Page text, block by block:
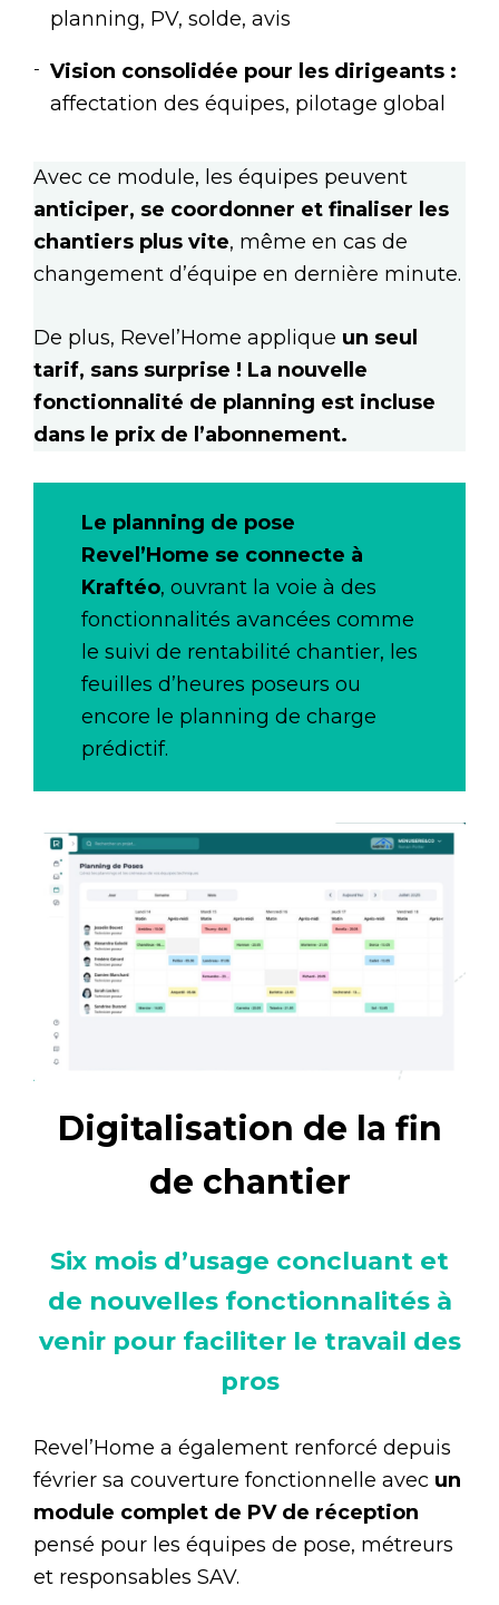
planning, PV, solde, avis
Vision consolidée pour les dirigeants :
affectation des équipes, pilotage global
Avec ce module, les équipes peuvent
anticiper, se coordonner et finaliser les
chantiers plus vite, même en cas de
changement d’équipe en dernière minute.
De plus, Revel’Home applique un seul
tarif, sans surprise ! La nouvelle
fonctionnalité de planning est incluse
dans le prix de l’abonnement.
Le planning de pose
Revel’Home se connecte à
Kraftéo, ouvrant la voie à des
fonctionnalités avancées comme
le suivi de rentabilité chantier, les
feuilles d’heures poseurs ou
encore le planning de charge
prédictif.
Digitalisation de la fin
de chantier
Six mois d’usage concluant et
de nouvelles fonctionnalités à
venir pour faciliter le travail des
pros
Revel’Home a également renforcé depuis
février sa couverture fonctionnelle avec un
module complet de PV de réception
pensé pour les équipes de pose, métreurs
et responsables SAV.